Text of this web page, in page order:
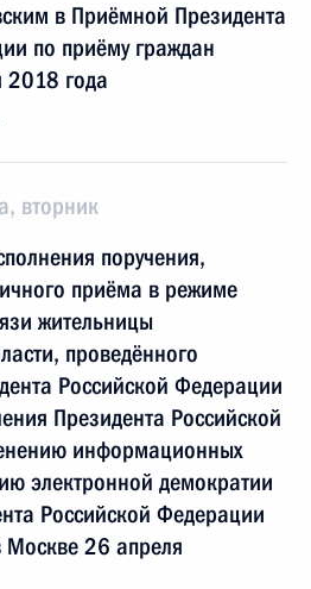
в Приёмной Президента
по приёму граждан
2018 года
вторник
поручения,
приёма в режиме
жительницы
проведённого
Российской Федерации
Президента Российской
информационных
электронной демократии
Российской Федерации
Москве 26 апреля